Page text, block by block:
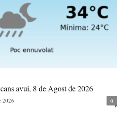
avui, 8 de Agost de 2026
2026 0